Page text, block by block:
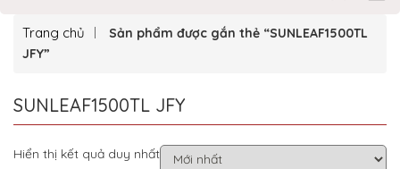
Trang chủ
Sản phẩm được gắn thẻ “SUNLEAF1500TL
JFY”
SUNLEAF1500TL JFY
Hiển thị kết quả duy nhất